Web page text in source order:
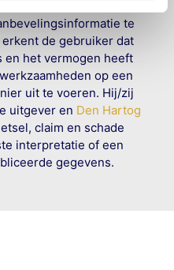
te
de gebruiker dat
en het vermogen heeft
op een
uit te voeren. Hij/zij
uitgever en Den Hartog
claim en schade
interpretatie of een
gegevens.